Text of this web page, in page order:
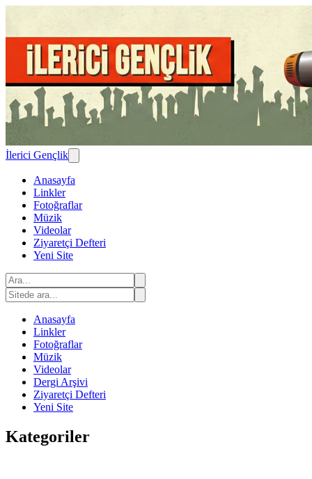
İlerici Gençlik
Anasayfa
Linkler
Fotoğraflar
Müzik
Videolar
Ziyaretçi Defteri
Yeni Site
Anasayfa
Linkler
Fotoğraflar
Müzik
Videolar
Dergi Arşivi
Ziyaretçi Defteri
Yeni Site
Kategoriler